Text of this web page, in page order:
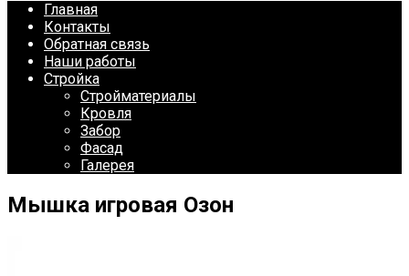
Главная
Контакты
Обратная связь
Наши работы
Стройка
Стройматериалы
Кровля
Забор
Фасад
Галерея
Мышка игровая Озон